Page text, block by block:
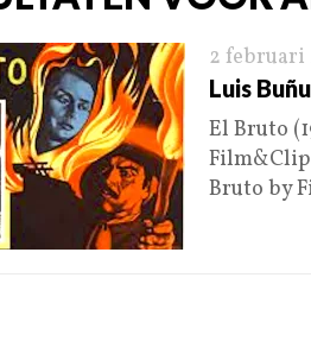
2 februari
Luis
El Bruto
Bruto by